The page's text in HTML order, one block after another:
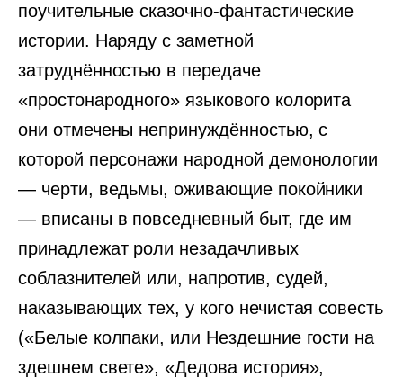
поучительные сказочно-фантастические
истории. Наряду с заметной
затруднённостью в передаче
«простонародного» языкового колорита
они отмечены непринуждённостью, с
которой персонажи народной демонологии
— черти, ведьмы, оживающие покойники
— вписаны в повседневный быт, где им
принадлежат роли незадачливых
соблазнителей или, напротив, судей,
наказывающих тех, у кого нечистая совесть
(«Белые колпаки, или Нездешние гости на
здешнем свете», «Дедова история»,